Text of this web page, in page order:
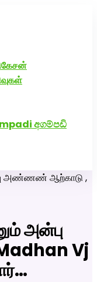
අගම්පඩි
அண்ணண் ஆற்காடு ,
அன்பு
Vj